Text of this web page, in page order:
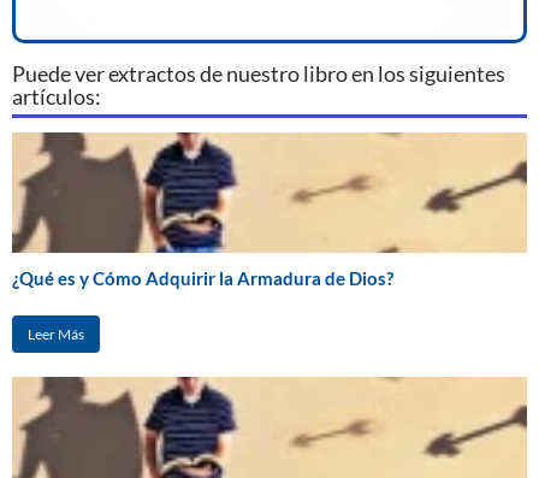
Puede ver extractos de nuestro libro en los siguientes
artículos:
¿Qué es y Cómo Adquirir la Armadura de Dios?
Leer Más